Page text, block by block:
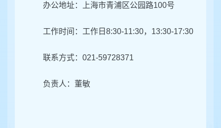
办公地址： 上海市青浦区公园路100号
工作时间：工作日8:30-11:30，13:30-17:30
联系方式：021-59728371
负责人：董敏